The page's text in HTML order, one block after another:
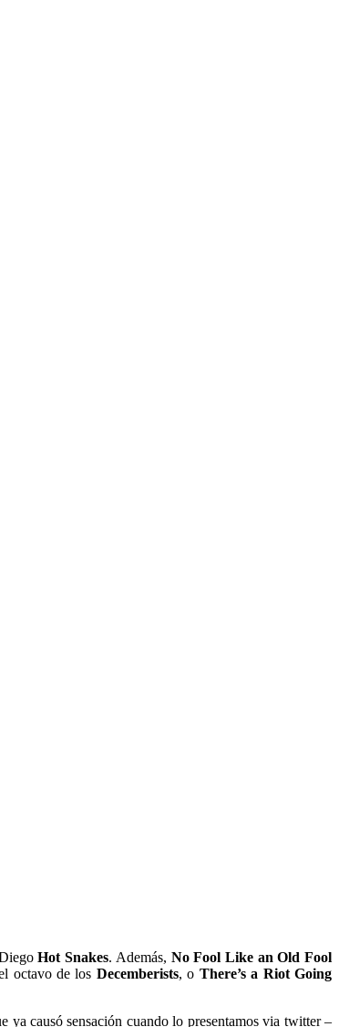
DiegoHot Snakes. Además, No Fool Like an Old Fool
octavo de los Decemberists, o There’s a Riot Going
ya causó sensación cuando lo presentamos via twitter –